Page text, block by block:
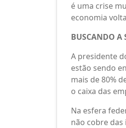
é uma crise
economia
BUSCANDO A
A presidente
estão sendo
mais de 80%
o caixa das
Na esfera
não cobre